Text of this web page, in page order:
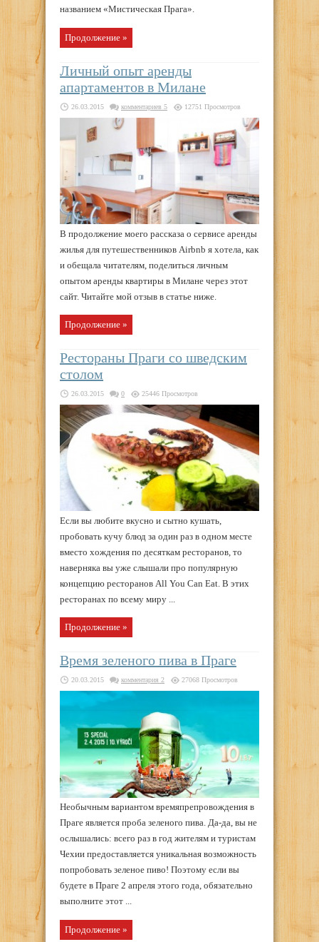
названием «Мистическая Прага».
Продолжение »
Личный опыт аренды
апартаментов в Милане
26.03.2015 комментариев 5 12751 Просмотров
В продолжение моего рассказа о сервисе аренды
жилья для путешественников Airbnb я хотела, как
и обещала читателям, поделиться личным
опытом аренды квартиры в Милане через этот
сайт. Читайте мой отзыв в статье ниже.
Продолжение »
Рестораны Праги со шведским
столом
26.03.2015 0 25446 Просмотров
Если вы любите вкусно и сытно кушать,
пробовать кучу блюд за один раз в одном месте
вместо хождения по десяткам ресторанов, то
наверняка вы уже слышали про популярную
концепцию ресторанов All You Can Eat. В этих
ресторанах по всему миру ...
Продолжение »
Время зеленого пива в Праге
20.03.2015 комментария 2 27068 Просмотров
Необычным вариантом времяпрепровождения в
Праге является проба зеленого пива. Да-да, вы не
ослышались: всего раз в год жителям и туристам
Чехии предоставляется уникальная возможность
попробовать зеленое пиво! Поэтому если вы
будете в Праге 2 апреля этого года, обязательно
выполните этот ...
Продолжение »